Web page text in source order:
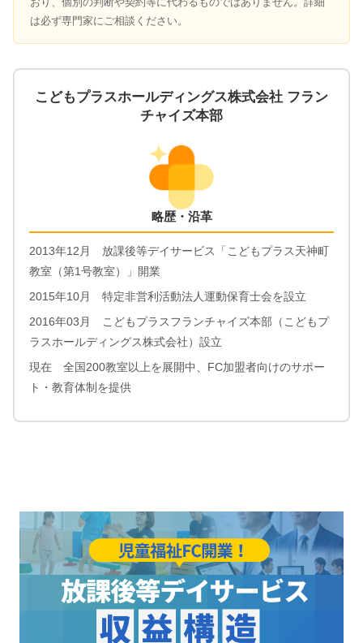
は必ず専門家にご相談ください。
こどもプラスホールディングス株式会社 フラン
チャイズ本部
略歴・沿革
2013年12月 放課後等デイサービス「こどもプラス天神町
教室（第1号教室）」開業
2015年10月 特定非営利活動法人運動保育士会を設立
2016年03月 こどもプラスフランチャイズ本部（こどもプ
ラスホールディングス株式会社）設立
現在 全国200教室以上を展開中、FC加盟者向けのサポー
ト・教育体制を提供